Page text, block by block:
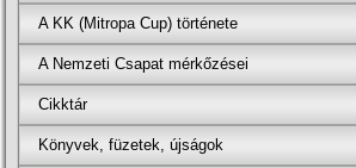
A KK (Mitropa Cup) története
A Nemzeti Csapat mérkőzései
Cikktár
Könyvek, füzetek, újságok